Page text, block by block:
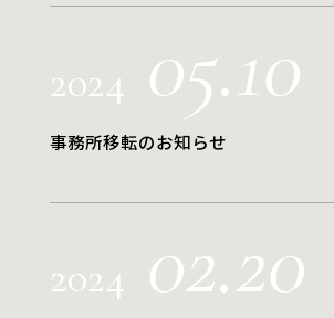
2024 05.10
事務所移転のお知らせ
2024 02.20